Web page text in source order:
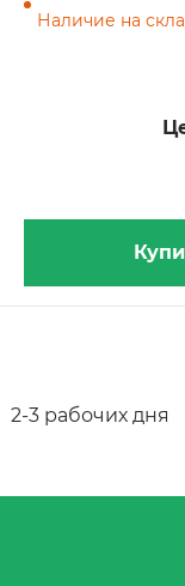
Наличие на
2-3 рабочих дня